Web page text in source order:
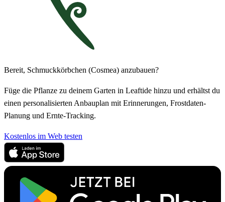
Bereit, Schmuckkörbchen (Cosmea) anzubauen?
Füge die Pflanze zu deinem Garten in Leaftide hinzu und erhältst du
einen personalisierten Anbauplan mit Erinnerungen, Frostdaten-
Planung und Ernte-Tracking.
Kostenlos im Web testen